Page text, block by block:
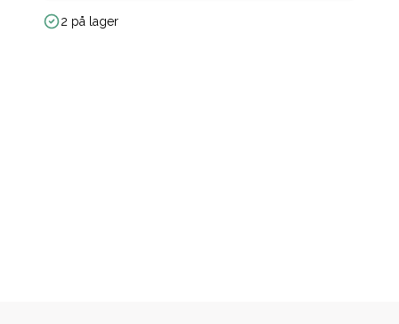
2 på lager